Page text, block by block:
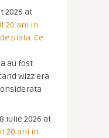
2026 at
20 ani in
piata. Ce
au fost
Wizz era
iulie 2026 at
20 ani in